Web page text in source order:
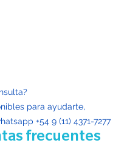
para ayudarte,
+54 9 (11) 4371-7277
frecuentes